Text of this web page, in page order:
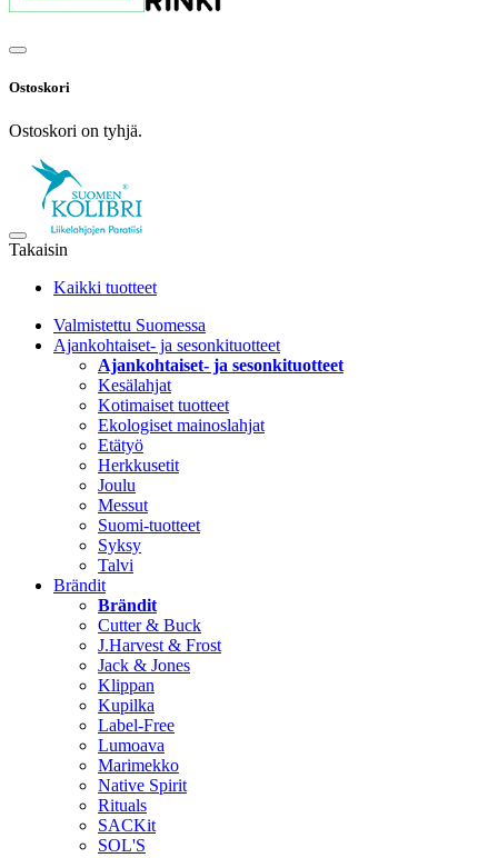
Ostoskori
Ostoskori on tyhjä.
Takaisin
Kaikki tuotteet
Valmistettu Suomessa
Ajankohtaiset- ja sesonkituotteet
Ajankohtaiset- ja sesonkituotteet
Kesälahjat
Kotimaiset tuotteet
Ekologiset mainoslahjat
Etätyö
Herkkusetit
Joulu
Messut
Suomi-tuotteet
Syksy
Talvi
Brändit
Brändit
Cutter & Buck
J.Harvest & Frost
Jack & Jones
Klippan
Kupilka
Label-Free
Lumoava
Marimekko
Native Spirit
Rituals
SACKit
SOL'S